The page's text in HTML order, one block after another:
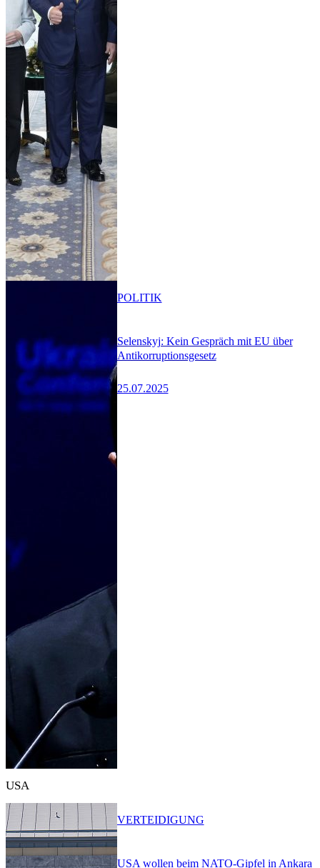
Selenskyj: Kein Gespräch mit EU über
Antikorruptionsgesetz
25.07.2025
POLITIK
USA
USA wollen beim NATO-Gipfel in Ankara
VERTEIDIGUNG